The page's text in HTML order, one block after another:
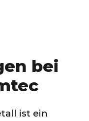
bei
ist ein